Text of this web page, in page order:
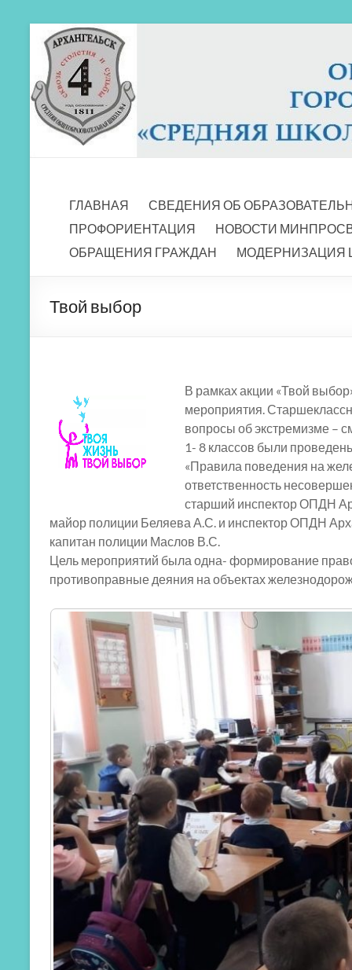
Перейти
содержимому
МБОУ СШ 4
ГЛАВНАЯ
СВЕДЕНИЯ ОБ
ПРОФОРИЕНТАЦИЯ
НОВОСТИ
ОБРАЩЕНИЯ ГРАЖДАН
МОДЕРНИЗАЦИЯ
Твой выбор
В рамках акции «Твой
мероприятия.
вопросы об экстремизме –
1- 8 классов были
«Правила поведения на
ответственность
старший инспектор ОПДН
майор полиции Беляева А.С. и инспектор ОПДН
капитан полиции Маслов В.С.
Цель мероприятий была одна- формирование
противоправные деяния на объектах